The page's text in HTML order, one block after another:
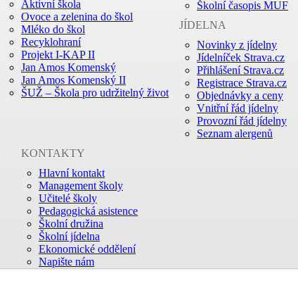
Aktivní škola
Ovoce a zelenina do škol
Mléko do škol
Recyklohraní
Projekt I-KAP II
Jan Amos Komenský
Jan Amos Komenský II
ŠUŽ – Škola pro udržitelný život
Školní časopis MUF
JÍDELNA
Novinky z jídelny
Jídelníček Strava.cz
Přihlášení Strava.cz
Registrace Strava.cz
Objednávky a ceny
Vnitřní řád jídelny
Provozní řád jídelny
Seznam alergenů
KONTAKTY
Hlavní kontakt
Management školy
Učitelé školy
Pedagogická asistence
Školní družina
Školní jídelna
Ekonomické oddělení
Napište nám